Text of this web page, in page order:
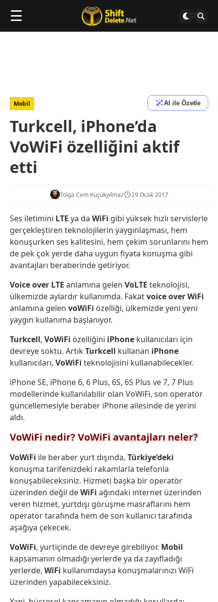
☰
Mobil AI ile Özetle
Turkcell, iPhone’da
VoWiFi özelliğini aktif
etti
Tolga Cem Küçükyılmaz 29 Ocak 2017
Ses iletimini LTE ya da WiFi gibi yüksek hızlı servislerle
gerçekleştiren teknolojilerin yaygınlaşması, hem
konuşurken ses kalitesini, hem çekim sorunlarını hem
de pek çok yerde daha uygun fiyata konuşma gibi
avantajları beraberinde getiriyor.
Voice over LTE anlamına gelen VoLTE teknolojisi,
ülkemizde aylardır kullanımda. Fakatvoice over WiFi
anlamına gelen voWiFi özelliği, ülkemizde yeni yeni
yaygın kullanıma başlanıyor.
Turkcell, VoWiFi özelliğini iPhone kullanıcıları için
devreye soktu. ArtıkTurkcell kullanan iPhone
kullanıcıları, VoWiFi teknolojisini kullanabilecekler.
iPhone SE, iPhone 6, 6 Plus, 6S, 6S Plus ve 7, 7 Plus
modellerinde kullanılabilir olan VoWiFi, son operatör
güncellemesiyle beraber iPhone ailesinde de yerini
aldı.
VoWiFi nedir? VoWiFi avantajları neler?
VoWiFi ile beraber yurt dışında, Türkiye’deki
konuşma tarifenizdeki rakamlarla telefonla
konuşabileceksiniz. Hizmeti başka bir operatör
üzerinden değil deWiFi ağındaki internet üzerinden
veren hizmet, yurtdışı görüşme masraflarını hem
operatör tarafında hem de son kullanıcı tarafında
aşağıya çekecek.
VoWiFi, yurtiçinde de devreye girebiliyor. Mobil
kapsamanın olmadığı yerlerde ya da zayıfladığı
yerlerde, WiFi kullanımdaysa konuşmalarınızı WiFi
üzerinden yapabileceksiniz.